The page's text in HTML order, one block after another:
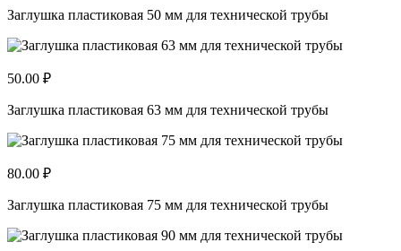
Заглушка пластиковая 50 мм для технической трубы
50.00 ₽
Заглушка пластиковая 63 мм для технической трубы
80.00 ₽
Заглушка пластиковая 75 мм для технической трубы